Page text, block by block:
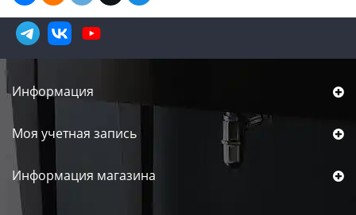
Информация
Моя учетная запись
Информация магазина